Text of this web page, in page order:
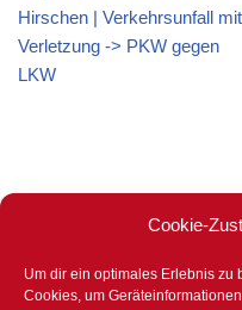
Cookie-
Um dir ein optimales Erlebnis zu
Cookies, um
Hirschen | Verkehrsunfall mit
Verletzung -> PKW gegen
LKW
Stets für eure